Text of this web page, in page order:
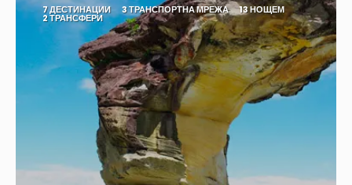
7 ДЕСТИНАЦИИ 3 ТРАНСПОРТНА МРЕЖА 13 НОЩЕМ
2 ТРАНСФЕРИ